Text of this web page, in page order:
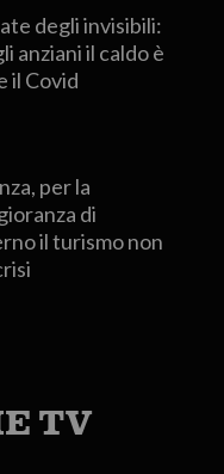
degli invisibili:
anziani il caldo è
il Covid
per la
di
il turismo non
TV